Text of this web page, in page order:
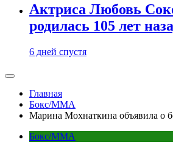
Актриса Любовь
родилась 105 лет
6 дней спустя
Главная
Бокс/MMA
Марина Мохнаткина объявила о
Бокс/MMA